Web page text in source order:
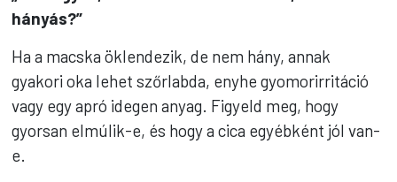
hányás?”
Ha a macska öklendezik, de nem hány, annak
gyakori oka lehet szőrlabda, enyhe gyomorirritáció
vagy egy apró idegen anyag. Figyeld meg, hogy
gyorsan elmúlik-e, és hogy a cica egyébként jól van-
e.